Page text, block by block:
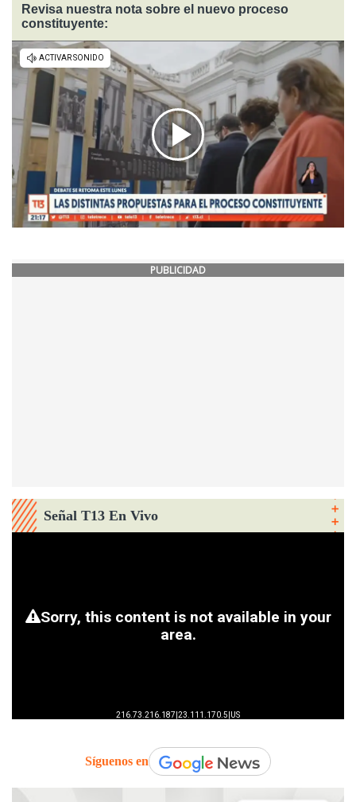
Revisa nuestra nota sobre el nuevo proceso
constituyente:
PUBLICIDAD
Señal T13 En Vivo
Síguenos en